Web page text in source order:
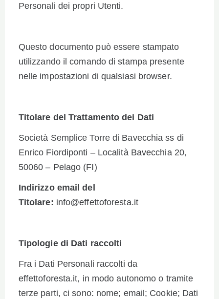
Personali dei propri Utenti.
Questo documento può essere stampato
utilizzando il comando di stampa presente
nelle impostazioni di qualsiasi browser.
Titolare del Trattamento dei Dati
Società Semplice Torre di Bavecchia ss di
Enrico Fiordiponti – Località Bavecchia 20,
50060 – Pelago (FI)
Indirizzo email del
Titolare: info@effettoforesta.it
Tipologie di Dati raccolti
Fra i Dati Personali raccolti da
effettoforesta.it, in modo autonomo o tramite
terze parti, ci sono: nome; email; Cookie; Dati